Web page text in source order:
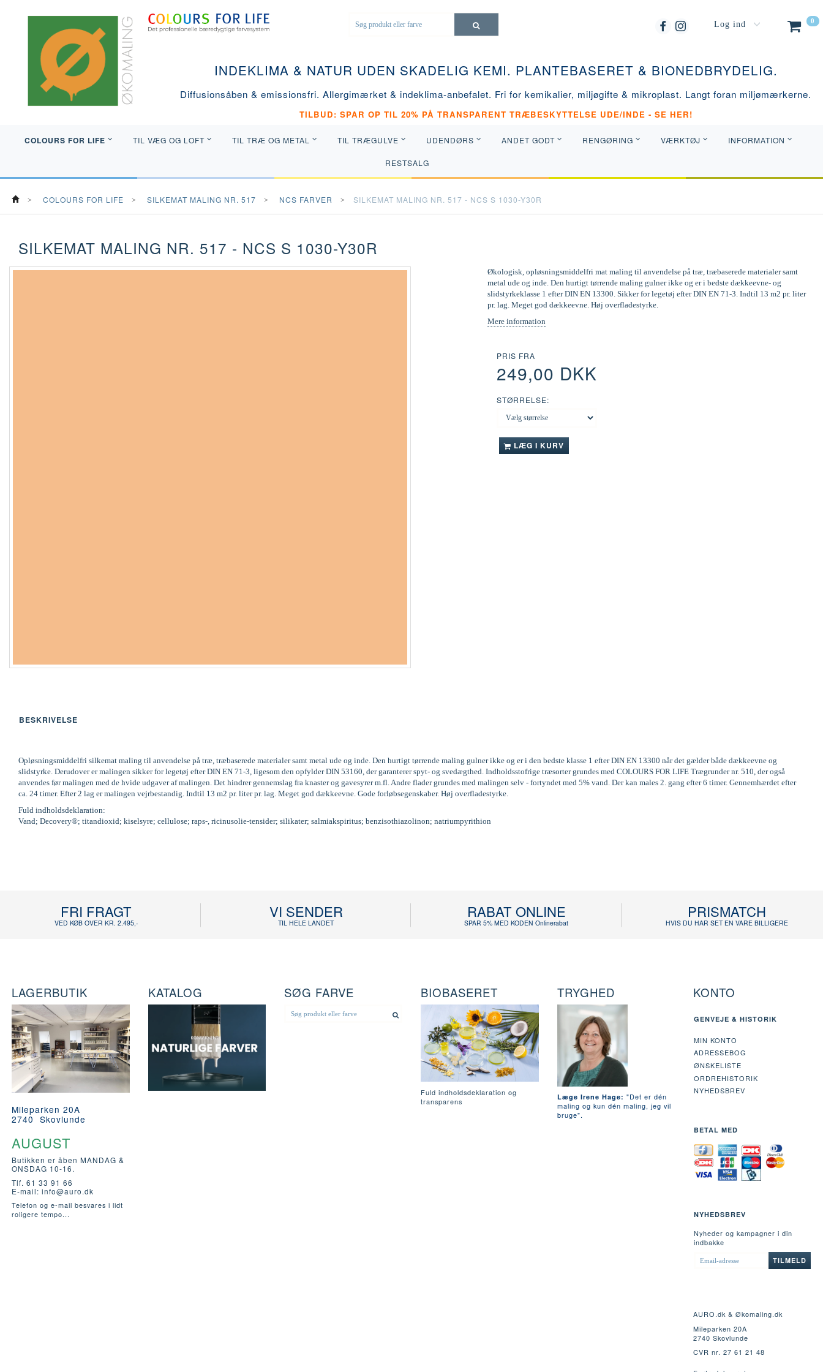
0
Log ind
INDEKLIMA & NATUR UDEN SKADELIG KEMI. PLANTEBASERET & BIONEDBRYDELIG.
Diffusionsåben & emissionsfri. Allergimærket & indeklima-anbefalet. Fri for kemikalier, miljøgifte & mikroplast. Langt foran miljømærkerne.
TILBUD: SPAR OP TIL 20% PÅ TRANSPARENT TRÆBESKYTTELSE UDE/INDE - SE HER!
COLOURS FOR LIFE TIL VÆG OG LOFT TIL TRÆ OG METAL TIL TRÆGULVE UDENDØRS ANDET GODT RENGØRING VÆRKTØJ INFORMATION
RESTSALG
COLOURS FOR LIFE SILKEMAT MALING NR. 517 NCS FARVER SILKEMAT MALING NR. 517 - NCS S 1030-Y30R
SILKEMAT MALING NR. 517 - NCS S 1030-Y30R
Økologisk, opløsningsmiddelfri mat maling til anvendelse på træ, træbaserede materialer samt
metal ude og inde. Den hurtigt tørrende maling gulner ikke og er i bedste dækkeevne- og
slidstyrkeklasse 1 efter DIN EN 13300. Sikker for legetøj efter DIN EN 71-3. Indtil 13 m2 pr. liter
pr. lag. Meget god dækkeevne. Høj overfladestyrke.
Mere information
PRIS FRA
249,00 DKK
STØRRELSE:
LÆG I KURV
BESKRIVELSE
Opløsningsmiddelfri silkemat maling til anvendelse på træ, træbaserede materialer samt metal ude og inde. Den hurtigt tørrende maling gulner ikke og er i den bedste klasse 1 efter DIN EN 13300 når det gælder både dækkeevne og
slidstyrke. Derudover er malingen sikker for legetøj efter DIN EN 71-3, ligesom den opfylder DIN 53160, der garanterer spyt- og svedægthed. Indholdsstofrige træsorter grundes med COLOURS FOR LIFE Trægrunder nr. 510, der også
anvendes før malingen med de hvide udgaver af malingen. Det hindrer gennemslag fra knaster og gavesyrer m.fl. Andre flader grundes med malingen selv - fortyndet med 5% vand. Der kan males 2. gang efter 6 timer. Gennemhærdet efter
ca. 24 timer. Efter 2 lag er malingen vejrbestandig. Indtil 13 m2 pr. liter pr. lag. Meget god dækkeevne. Gode forløbsegenskaber. Høj overfladestyrke.
Fuld indholdsdeklaration:
Vand; Decovery®; titandioxid; kiselsyre; cellulose; raps-, ricinusolie-tensider; silikater; salmiakspiritus; benzisothiazolinon; natriumpyrithion
FRI FRAGT
VED KØB OVER KR. 2.495,-
VI SENDER
TIL HELE LANDET
RABAT ONLINE
SPAR 5% MED KODEN Onlinerabat
PRISMATCH
HVIS DU HAR SET EN VARE BILLIGERE
LAGERBUTIK
Mileparken 20A
2740 Skovlunde
AUGUST
Butikken er åben MANDAG &
ONSDAG 10-16.
Tlf. 61 33 91 66
E-mail: info@auro.dk
Telefon og e-mail besvares i lidt
roligere tempo...
KATALOG SØG FARVE BIOBASERET
Fuld indholdsdeklaration og
transparens
TRYGHED
Læge Irene Hage: "Det er dén
maling og kun dén maling, jeg vil
bruge".
KONTO
GENVEJE & HISTORIK
MIN KONTO
ADRESSEBOG
ØNSKELISTE
ORDREHISTORIK
NYHEDSBREV
BETAL MED
NYHEDSBREV
Nyheder og kampagner i din
indbakke
EMAIL-
ADRESSE
TILMELD
AURO.dk & Økomaling.dk
Mileparken 20A
2740 Skovlunde
CVR nr. 27 61 21 48